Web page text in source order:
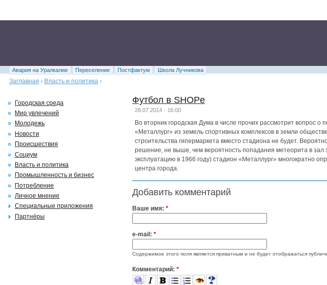
Авария на Уралкалии Переселение Постфактум
Школа Лучникова
Заглавная › Власть и политика ›
Футбол в SHOPe
28.07.2014 - 16:00
Во вторник городская Дума в числе прочих рассмотрит вопрос о
«Металлург» из земель спортивных комплексов в земли
строительства гипермаркета вместо стадиона не будет.
решение, не выше, чем вероятность попадания метеорита в зал
эксплуатацию в 1966 году) стадион «Металлург» многократно
центра города.
Добавить комментарий
Ваше имя: *
e-mail: *
Содержимое этого поля является приватным и не будет отображаться
Комментарий: *
Городская среда
Мир увлечений
Молодежь
Новости
Происшествия
Социум
Власть и политика
Промышленность и бизнес
Потребление
Личное мнение
Специальные приложения
Партнёры